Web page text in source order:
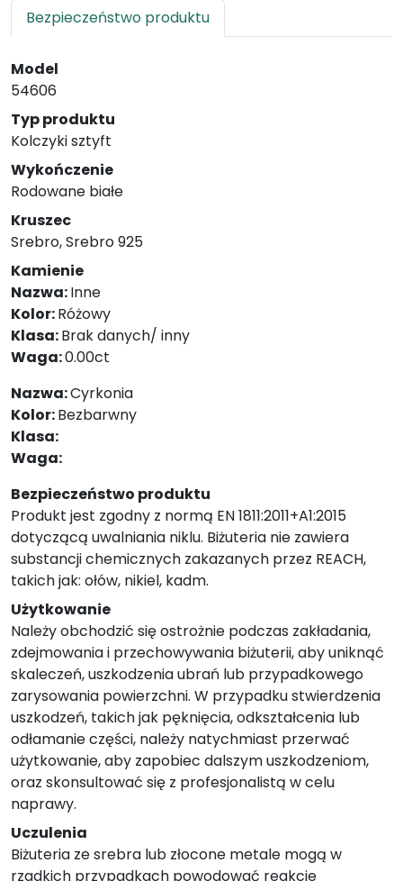
Bezpieczeństwo produktu
Model
54606
Typ produktu
Kolczyki sztyft
Wykończenie
Rodowane białe
Kruszec
Srebro, Srebro 925
Kamienie
Nazwa:Inne
Kolor:Różowy
Klasa:Brak danych/ inny
Waga:0.00ct
Nazwa:Cyrkonia
Kolor:Bezbarwny
Klasa:
Waga:
Bezpieczeństwo produktu
Produkt jest zgodny z normą EN 1811:2011+A1:2015
dotyczącą uwalniania niklu. Biżuteria nie zawiera
substancji chemicznych zakazanych przez REACH,
takich jak: ołów, nikiel, kadm.
Użytkowanie
Należy obchodzić się ostrożnie podczas zakładania,
zdejmowania i przechowywania biżuterii, aby uniknąć
skaleczeń, uszkodzenia ubrań lub przypadkowego
zarysowania powierzchni. W przypadku stwierdzenia
uszkodzeń, takich jak pęknięcia, odkształcenia lub
odłamanie części, należy natychmiast przerwać
użytkowanie, aby zapobiec dalszym uszkodzeniom,
oraz skonsultować się z profesjonalistą w celu
naprawy.
Uczulenia
Biżuteria ze srebra lub złocone metale mogą w
rzadkich przypadkach powodować reakcje